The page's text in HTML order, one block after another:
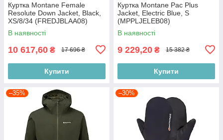
Куртка Montane Female
Resolute Down Jacket, Black,
XS/8/34 (FREDJBLAA08)
В наявності
10 617,60 ₴ 17 696 ₴
Купити
Куртка Montane Pac Plus
Jacket, Electric Blue, S
(MPPLJELEB08)
В наявності
9 229,20 ₴ 15 382 ₴
Купити
–35% –30%